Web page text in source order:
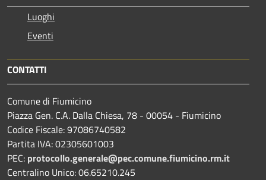
Luoghi
Eventi
CONTATTI
Comune di Fiumicino
Piazza Gen. C.A. Dalla Chiesa, 78 - 00054 - Fiumicino
Codice Fiscale: 97086740582
Partita IVA: 02305601003
PEC: protocollo.generale@pec.comune.fiumicino.rm.it
Centralino Unico: 06.65210.245